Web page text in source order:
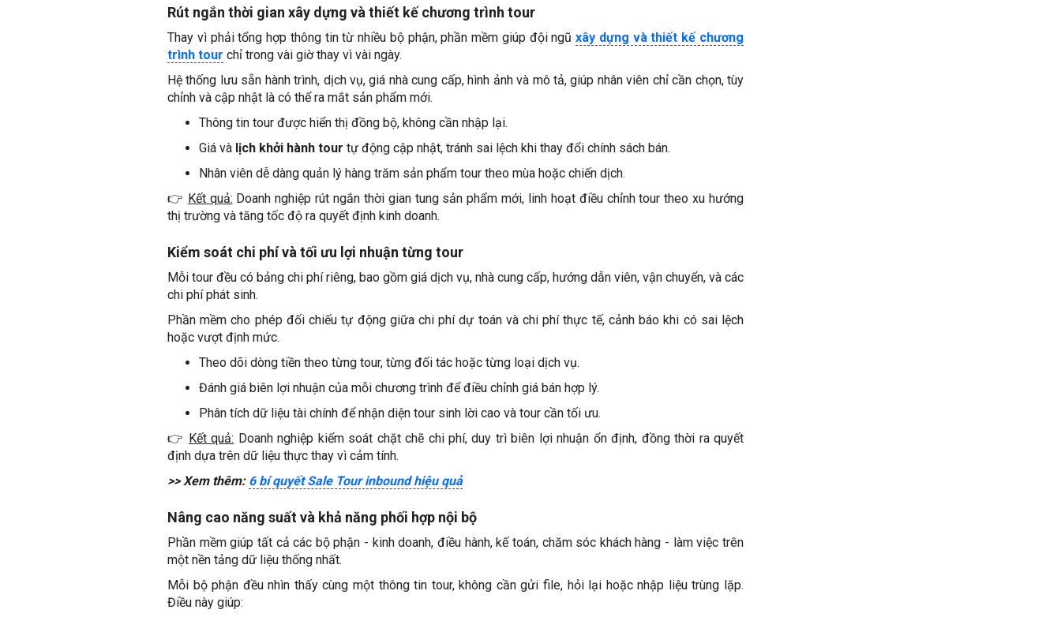
Rút ngắn thời gian xây dựng và thiết kế chương trình tour
Thay vì phải tổng hợp thông tin từ nhiều bộ phận, phần mềm giúp đội ngũxây dựng và thiết kế chương
trình tour chỉ trong vài giờ thay vì vài ngày.
Hệ thống lưu sẵn hành trình, dịch vụ, giá nhà cung cấp, hình ảnh và mô tả, giúp nhân viên chỉ cần chọn, tùy
chỉnh và cập nhật là có thể ra mắt sản phẩm mới.
Thông tin tour được hiển thị đồng bộ, không cần nhập lại.
Giá và lịch khởi hành tour tự động cập nhật, tránh sai lệch khi thay đổi chính sách bán.
Nhân viên dễ dàng quản lý hàng trăm sản phẩm tour theo mùa hoặc chiến dịch.
👉 Kết quả: Doanh nghiệp rút ngắn thời gian tung sản phẩm mới, linh hoạt điều chỉnh tour theo xu hướng
thị trường và tăng tốc độ ra quyết định kinh doanh.
Kiểm soát chi phí và tối ưu lợi nhuận từng tour
Mỗi tour đều có bảng chi phí riêng, bao gồm giá dịch vụ, nhà cung cấp, hướng dẫn viên, vận chuyển, và các
chi phí phát sinh.
Phần mềm cho phép đối chiếu tự động giữa chi phí dự toán và chi phí thực tế, cảnh báo khi có sai lệch
hoặc vượt định mức.
Theo dõi dòng tiền theo từng tour, từng đối tác hoặc từng loại dịch vụ.
Đánh giá biên lợi nhuận của mỗi chương trình để điều chỉnh giá bán hợp lý.
Phân tích dữ liệu tài chính để nhận diện tour sinh lời cao và tour cần tối ưu.
👉 Kết quả: Doanh nghiệp kiểm soát chặt chẽ chi phí, duy trì biên lợi nhuận ổn định, đồng thời ra quyết
định dựa trên dữ liệu thực thay vì cảm tính.
>> Xem thêm: 6 bí quyết Sale Tour inbound hiệu quả
Nâng cao năng suất và khả năng phối hợp nội bộ
Phần mềm giúp tất cả các bộ phận - kinh doanh, điều hành, kế toán, chăm sóc khách hàng - làm việc trên
một nền tảng dữ liệu thống nhất.
Mỗi bộ phận đều nhìn thấy cùng một thông tin tour, không cần gửi file, hỏi lại hoặc nhập liệu trùng lặp.
Điều này giúp: